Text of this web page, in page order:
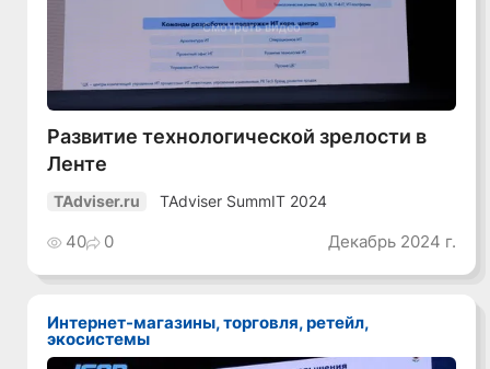
Смотреть видео
Развитие технологической зрелости в
Ленте
TAdviser.ru TAdviser SummIT 2024
40 0 Декабрь 2024 г.
Интернет-магазины, торговля, ретейл,
экосистемы